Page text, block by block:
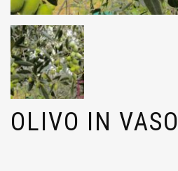
OLIVO IN VASO